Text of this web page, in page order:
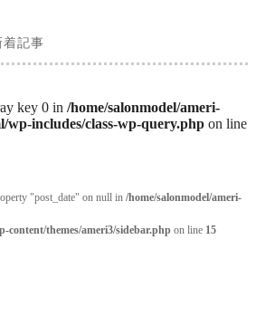
着記事
key 0 in /home/salonmodel/ameri-
includes/class-wp-query.phpon line
"post_date" on null in /home/salonmodel/ameri-
themes/ameri3/sidebar.php on line 15